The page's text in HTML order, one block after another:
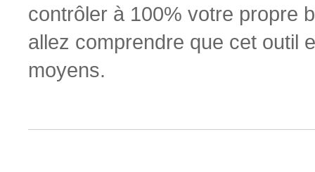
contrôler à 100% votre propre
allez comprendre que cet outil
moyens.